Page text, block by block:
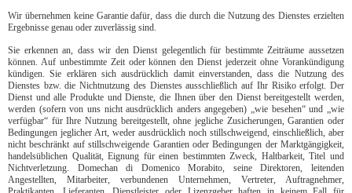
Wir übernehmen keine Garantie dafür, dass die durch die Nutzung des Dienstes erzielten
Ergebnisse genau oder zuverlässig sind.
Sie erkennen an, dass wir den Dienst gelegentlich für bestimmte Zeiträume aussetzen
können. Auf unbestimmte Zeit oder können den Dienst jederzeit ohne Vorankündigung
kündigen. Sie erklären sich ausdrücklich damit einverstanden, dass die Nutzung des
Dienstes bzw. die Nichtnutzung des Dienstes ausschließlich auf Ihr Risiko erfolgt. Der
Dienst und alle Produkte und Dienste, die Ihnen über den Dienst bereitgestellt werden,
werden (sofern von uns nicht ausdrücklich anders angegeben) „wie besehen“ und „wie
verfügbar“ für Ihre Nutzung bereitgestellt, ohne jegliche Zusicherungen, Garantien oder
Bedingungen jeglicher Art, weder ausdrücklich noch stillschweigend, einschließlich, aber
nicht beschränkt auf stillschweigende Garantien oder Bedingungen der Marktgängigkeit,
handelsüblichen Qualität, Eignung für einen bestimmten Zweck, Haltbarkeit, Titel und
Nichtverletzung. Domechan di Domenico Morabito, seine Direktoren, leitenden
Angestellten, Mitarbeiter, verbundenen Unternehmen, Vertreter, Auftragnehmer,